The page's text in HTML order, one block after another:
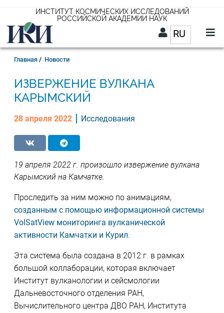
основному
содержанию
ИНСТИТУТ КОСМИЧЕСКИХ ИССЛЕДОВАНИЙ
РОССИЙСКОЙ АКАДЕМИИ НАУК
RUСписок
RU
Строка
Главная Новости
ИЗВЕРЖЕНИЕ ВУЛКАНА
КАРЫМСКИЙ
28 апреля 2022 Исследования
19 апреля 2022 г. произошло извержение вулкана
Карымский на Камчатке.
Проследить за ним можно по анимациям,
созданным с помощью информационной системы
VolSatView мониторинга вулканической
активности Камчатки и Курил.
Эта система была создана в 2012 г. в рамках
большой коллаборации, которая включает
Институт вулканологии и сейсмологии
Дальневосточного отделения РАН,
Вычислительного центра ДВО РАН, Института